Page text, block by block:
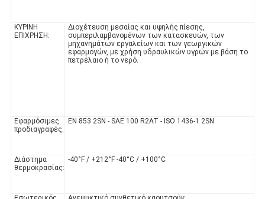
ΚΥΡΙΝΗ
ΕΠΙΧΡΗΣΗ:
Διοχέτευση μεσαίας και υψηλής πίεσης,
συμπεριλαμβανομένων των κατασκευών, των
μηχανημάτων εργαλείων και των γεωργικών
εφαρμογών, με χρήση υδραυλικών υγρών με βάση το
πετρέλαιο ή το νερό.
Εφαρμόσιμες
προδιαγραφές:
EN 853 2SN - SAE 100 R2AT - ISO 1436-1 2SN
Διάστημα
θερμοκρασίας:
-40°F / +212°F -40°C / +100°C